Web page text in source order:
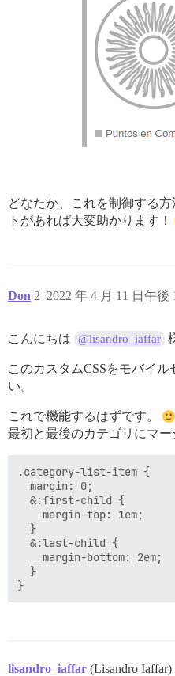
どなたか、これを制御する
トがあれば大変助かります！
Don 2022 年 4 月 11 日午後
2
こんにちは @lisandro_iaffar
このカスタムCSSをモバイ
い。
これで機能するはずです。
最初と最後のカテゴリにマー
.category-list-item {
  margin: 0;
  &:first-child {
    margin-top: 1em;
  }
  &:last-child {
    margin-bottom: 2em;
  }
lisandro_iaffar (Lisandro Iaffar)